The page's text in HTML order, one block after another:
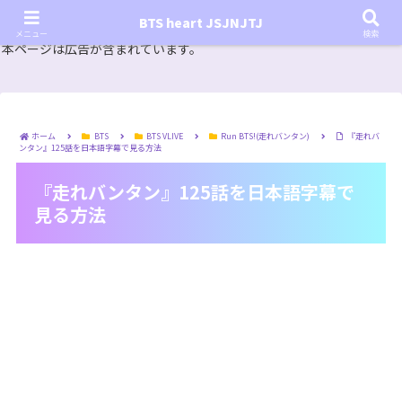
『In the SOOP BTS ver.』シーズン2放送決定！いつから始まる？インザスープの放送開始日・視聴
方法は？【In the SOOP BTS ver. Season 2】
本ページは広告が含まれています。
ホーム BTS BTS VLIVE Run BTS!(走れバンタン)
『走れバ
ンタン』125話を日本語字幕で見る方法
『走れバンタン』125話を日本語字幕で
見る方法
メニュー
BTS heart JSJNJTJ
検索